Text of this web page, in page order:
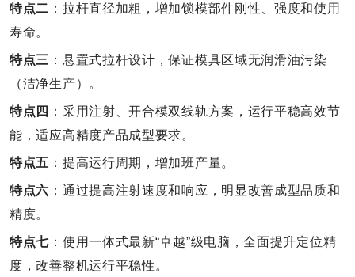
特点二 ：拉杆直径加粗，增加锁模部件刚性、强度和使用
寿命。
特点三 ：悬置式拉杆设计，保证模具区域无润滑油污染
（洁净生产）。
特点四 ：采用注射、开合模双线轨方案，运行平稳高效节
能，适应高精度产品成型要求。
特点五 ：提高运行周期，增加班产量。
特点六 ：通过提高注射速度和响应，明显改善成型品质和
精度。
特点七 ：使用一体式最新“卓越”级电脑，全面提升定位精
度，改善整机运行平稳性。